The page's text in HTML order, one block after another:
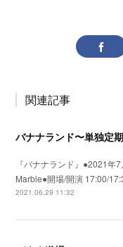
関連記事
バナナランド〜単独定
『バナナランド』●2021年
Marble●開場/開演 17:00/
2021.06.29 11:32